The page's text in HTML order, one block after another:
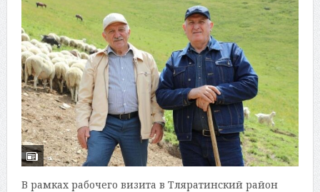
В рамках рабочего визита в Тляратинский район